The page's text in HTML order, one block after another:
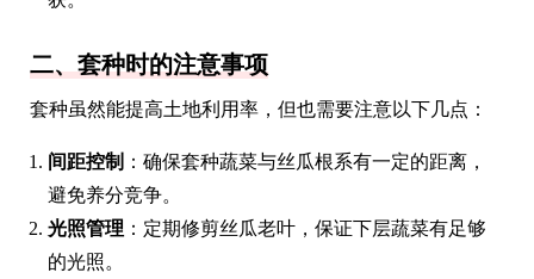
二、套种时的注意事项
套种虽然能提高土地利用率，但也需要注意以下几点：
间距控制 ：确保套种蔬菜与丝瓜根系有一定的距离，
避免养分竞争。
光照管理 ：定期修剪丝瓜老叶，保证下层蔬菜有足够
的光照。